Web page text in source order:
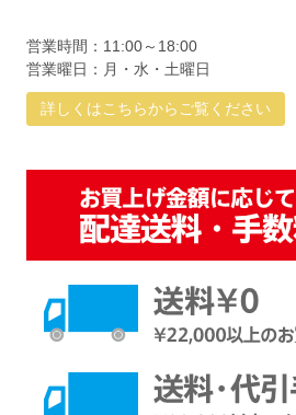
営業時間：11:00～18:00
営業曜日：月・水・土曜日
詳しくはこちらからご覧ください